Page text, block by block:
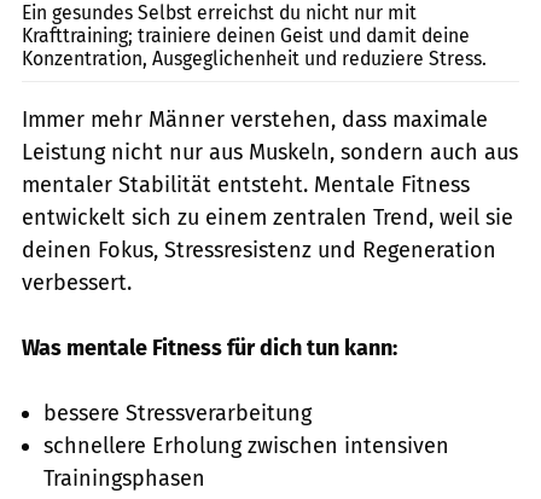
Ein gesundes Selbst erreichst du nicht nur mit
Krafttraining; trainiere deinen Geist und damit deine
Konzentration, Ausgeglichenheit und reduziere Stress.
Immer mehr Männer verstehen, dass maximale
Leistung nicht nur aus Muskeln, sondern auch aus
mentaler Stabilität entsteht. Mentale Fitness
entwickelt sich zu einem zentralen Trend, weil sie
deinen Fokus, Stressresistenz und Regeneration
verbessert.
Was mentale Fitness für dich tun kann:
bessere Stressverarbeitung
schnellere Erholung zwischen intensiven
Trainingsphasen